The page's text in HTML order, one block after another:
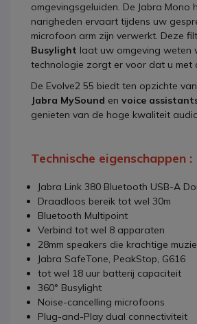
omgevingsgeluiden. De Jabra Mono
narigheden ervaart tijdens uw
microfoon arm zijn verwerkt. Deze
Busylight laat uw omgeving weten
technologie zorgt er voor dat u met
De Evolve2 55 biedt ten opzichte
Jabra MySound en voice
genieten van de hoge kwaliteit
Technische eigenschappen :
Jabra Link 380 Bluetooth USB-A
Draadloos bereik tot wel 30m
Bluetooth Multipoint
Verbind tot wel 8 apparaten
28mm speakers die krachtige
Jabra SafeTone, PeakStop, G616
tot wel 18 uur batterij capaciteit
360° Busylight
Noise-cancelling microfoons
Plug-and-Play dual connectiviteit